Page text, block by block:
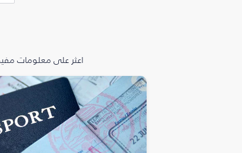
اعثر على معلومات